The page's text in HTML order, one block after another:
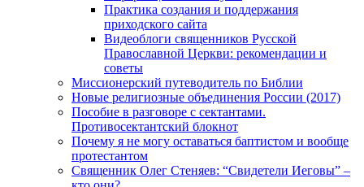
Практика создания и поддержания
приходского сайта
Видеоблоги священников Русской
Православной Церкви: рекомендации и
советы
Миссионерский путеводитель по Библии
Новые религиозные объединения России (2017)
Пособие в разговоре с сектантами.
Противосектантский блокнот
Почему я не могу оставаться баптистом и вообще
протестантом
Священник Олег Стеняев: “Свидетели Иеговы” –